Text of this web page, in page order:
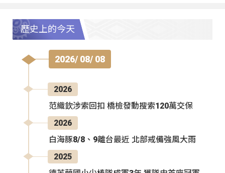
歷史上的今天
2026/ 08/ 08
2026
范織欽涉索回扣 橋檢發動搜索120萬交保
2026
白海豚8/8、9離台最近 北部戒備強風大雨
2025